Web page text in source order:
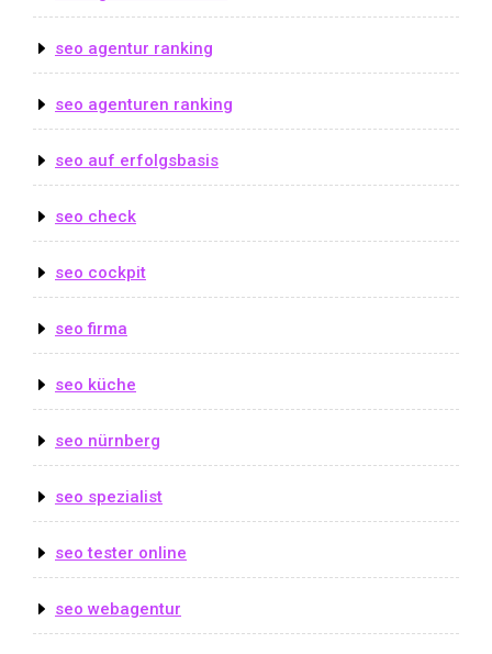
seo agentur ranking
seo agenturen ranking
seo auf erfolgsbasis
seo check
seo cockpit
seo firma
seo küche
seo nürnberg
seo spezialist
seo tester online
seo webagentur